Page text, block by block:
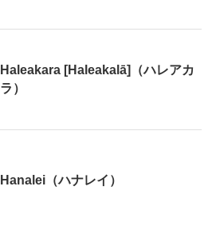
Haleakara [Haleakalā]（ハレアカ
ラ）
Hanalei（ハナレイ）